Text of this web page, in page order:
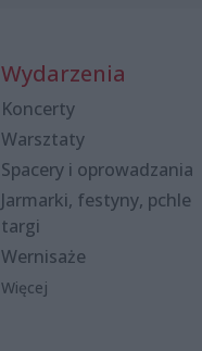
Wydarzenia
Koncerty
Warsztaty
Spacery i oprowadzania
Jarmarki, festyny, pchle
targi
Wernisaże
Więcej